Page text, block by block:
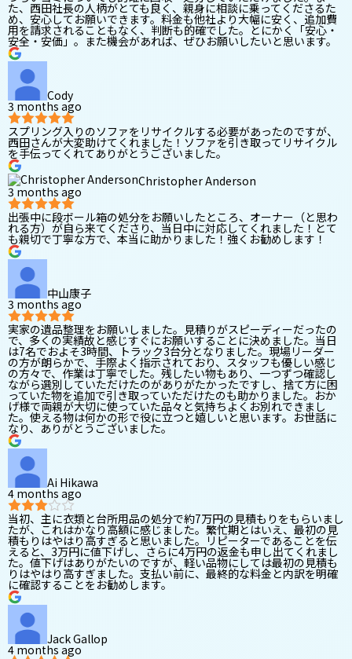
た、西田社長の人柄がとても良く、親身に相談に乗ってくださるた
め、安心してお願いできます。料金も他社より大幅に安く、追加費
用を請求されることもなく、判断も的確でした。とにかく「安心・
安全・安価」。また機会があれば、ぜひお願いしたいと思います。
Cody
3 months ago
スプリング入りのソファをリサイクルする必要があったのですが、
西田さんが大変助けてくれました！ソファを引き取ってリサイクル
を手伝ってくれてありがとうございました。
Christopher Anderson
3 months ago
出張中に段ボール箱の処分をお願いしたところ、オーナー（と思わ
れる方）が自ら来てくださり、当日中に対応してくれました！とて
も親切で丁寧な方で、本当に助かりました！強くお勧めします！
中山康子
3 months ago
実家の遺品整理をお願いしました。見積りがスピーディーだったの
で、多くの実績故と感じすぐにお願いすることに決めました。当日
は7名でおよそ3時間、トラック3台分となりました。現場リーダー
の方が朗らかで、手際よく指示されており、スタッフも優しい感じ
の方々で、作業は丁寧でした。残したい物もあり、一つずつ確認し
ながら選別していただけたのがありがたかったですし、捨て方に困
っていた物を追加で引き取っていただけたのも助かりました。おか
げ様で両親が大切に使っていた品々と気持ちよくお別れできまし
た。使える物は何かの形で役に立つと嬉しいと思います。お世話に
なり、ありがとうございました。
Ai Hikawa
4 months ago
当初、主に衣類と台所用品の処分で約7万円の見積もりをもらいまし
たが、これはかなり高額に感じました。繁忙期とはいえ、最初の見
積もりはやはり高すぎると思いました。リピーターであることを伝
えると、3万円に値下げし、さらに4万円の返金も申し出てくれまし
た。値下げはありがたいのですが、軽い品物にしては最初の見積も
りはやはり高すぎました。支払い前に、最終的な料金と内訳を明確
に確認することをお勧めします。
Jack Gallop
4 months ago